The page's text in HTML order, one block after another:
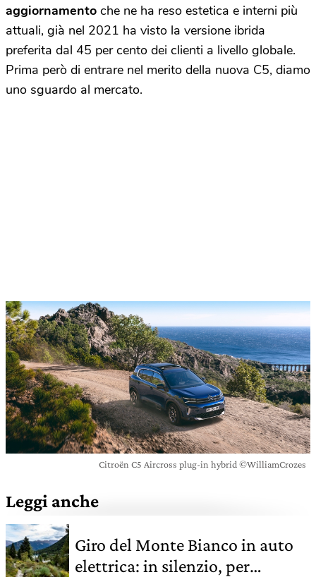
aggiornamento che ne ha reso estetica e interni più
attuali, già nel 2021 ha visto la versione ibrida
preferita dal 45 per cento dei clienti a livello globale.
Prima però di entrare nel merito della nuova C5, diamo
uno sguardo al mercato.
Citroën C5 Aircross plug-in hybrid ©WilliamCrozes
Leggi anche
Giro del Monte Bianco in auto
elettrica: in silenzio, per